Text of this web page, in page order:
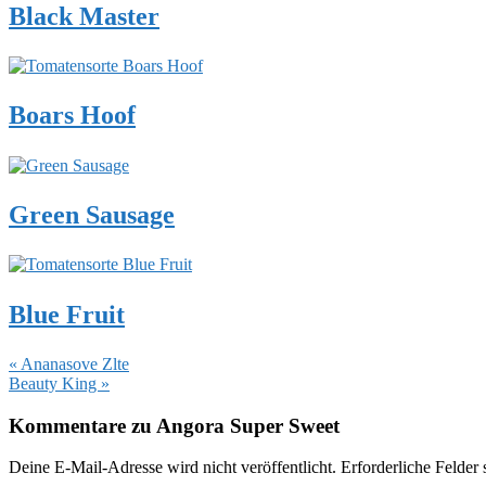
Black Master
Boars Hoof
Green Sausage
Blue Fruit
Vorheriger
Beitrag:
« Ananasove Zlte
Nächster
Beauty King »
Interaktionen
Kommentare zu Angora Super Sweet
Deine E-Mail-Adresse wird nicht veröffentlicht. Erforderliche Felder